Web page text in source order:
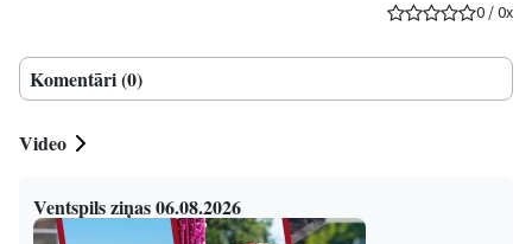
0/0x
Komentāri (0)
Video
Ventspils ziņas 06.08.2026